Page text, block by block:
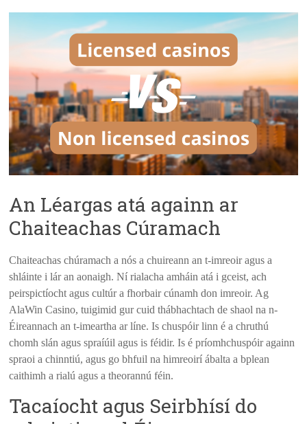
An Léargas atá againn ar
Chaiteachas Cúramach
Chaiteachas chúramach a nós a chuireann an t-imreoir agus a
shláinte i lár an aonaigh. Ní rialacha amháin atá i gceist, ach
peirspictíocht agus cultúr a fhorbair cúnamh don imreoir. Ag
AlaWin Casino, tuigimid gur cuid thábhachtach de shaol na n-
Éireannach an t-imeartha ar líne. Is chuspóir linn é a chruthú
chomh slán agus spraíúil agus is féidir. Is é príomhchuspóir againn
spraoi a chinntiú, agus go bhfuil na himreoirí ábalta a bplean
caithimh a rialú agus a theorannú féin.
Tacaíocht agus Seirbhísí do